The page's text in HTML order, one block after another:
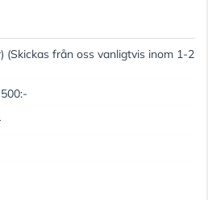
(Skickas från oss vanligtvis inom 1-2